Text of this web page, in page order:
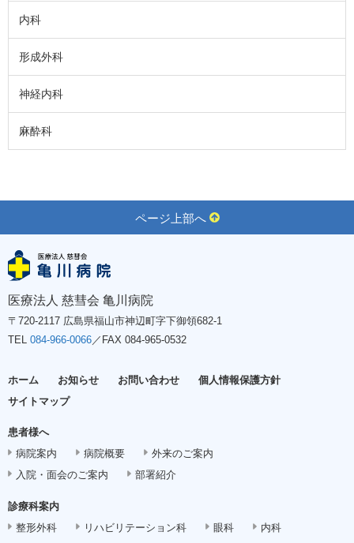
内科
形成外科
神経内科
麻酔科
ページ上部へ
医療法人 慈彗会 亀川病院
〒720-2117 広島県福山市神辺町字下御領682-1
TEL 084-966-0066 ／FAX 084-965-0532
ホーム お知らせ お問い合わせ
個人情報保護方針
サイトマップ
患者様へ
病院案内
病院概要
外来のご案内
入院・面会のご案内
部署紹介
診療科案内
整形外科
リハビリテーション科 眼科 内科